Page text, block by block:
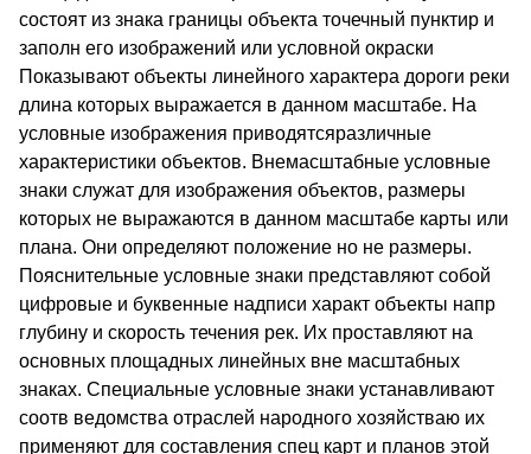
состоят из знака границы объекта точечный пунктир и
заполн его изображений или условной окраски
Показывают объекты линейного характера дороги реки
длина которых выражается в данном масштабе. На
условные изображения приводятсяразличные
характеристики объектов. Внемасштабные условные
знаки служат для изображения объектов, размеры
которых не выражаются в данном масштабе карты или
плана. Они определяют положение но не размеры.
Пояснительные условные знаки представляют собой
цифровые и буквенные надписи характ объекты напр
глубину и скорость течения рек. Их проставляют на
основных площадных линейных вне масштабных
знаках. Специальные условные знаки устанавливают
соотв ведомства отраслей народного хозяйстваю их
применяют для составления спец карт и планов этой